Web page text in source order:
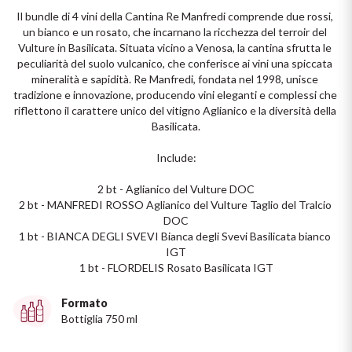
Melini
Monogram
Nino Negri
Vigneti La Selvanella
Vedi tutti
Nebbiolo
Negroamaro
Nero D'Avola
Pinot Nero
Primitivo
Prosecco
Recioto
Il Re dei rossi
Scopri i vini
I BIANCHI DI
SICILIA
I profumi di un'isola
Il bundle di 4 vini della Cantina Re Manfredi comprende due rossi,
un bianco e un rosato, che incarnano la ricchezza del terroir del
Vulture in Basilicata. Situata vicino a Venosa, la cantina sfrutta le
peculiarità del suolo vulcanico, che conferisce ai vini una spiccata
mineralità e sapidità. Re Manfredi, fondata nel 1998, unisce
tradizione e innovazione, producendo vini eleganti e complessi che
riflettono il carattere unico del vitigno Aglianico e la diversità della
Basilicata.
Include:
2 bt - Aglianico del Vulture DOC
2 bt - MANFREDI ROSSO Aglianico del Vulture Taglio del Tralcio
DOC
1 bt - BIANCA DEGLI SVEVI Bianca degli Svevi Basilicata bianco
IGT
1 bt - FLORDELIS Rosato Basilicata IGT
Formato
Bottiglia 750 ml